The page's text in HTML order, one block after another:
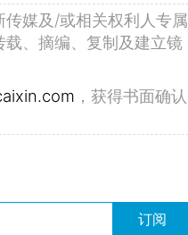
媒及/或相关权利人专属
、摘编、复制及建立镜
，获得书面确认
订阅